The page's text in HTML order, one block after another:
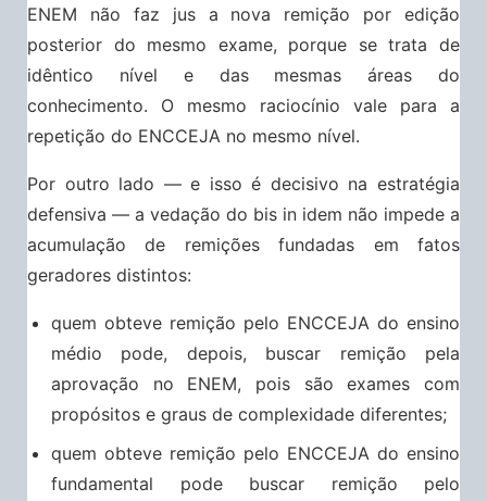
ENEM não faz jus a nova remição por edição
posterior do mesmo exame, porque se trata de
idêntico nível e das mesmas áreas do
conhecimento. O mesmo raciocínio vale para a
repetição do ENCCEJA no mesmo nível.
Por outro lado — e isso é decisivo na estratégia
defensiva — a vedação do bis in idem não impede a
acumulação de remições fundadas em fatos
geradores distintos:
quem obteve remição pelo ENCCEJA do ensino
médio pode, depois, buscar remição pela
aprovação no ENEM, pois são exames com
propósitos e graus de complexidade diferentes;
quem obteve remição pelo ENCCEJA do ensino
fundamental pode buscar remição pelo